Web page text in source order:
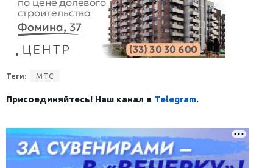
Теги: МТС
Присоединяйтесь! Наш канал в Telegram.